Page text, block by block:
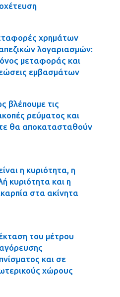
χρημάτων
λογαριασμών:
μεταφοράς και
εμβασμάτων
βλέπουμε τις
ρεύματος και
θα αποκατασταθούν
η κυριότητα, η
κυριότητα και η
στα ακίνητα
του μέτρου
και σε
χώρους